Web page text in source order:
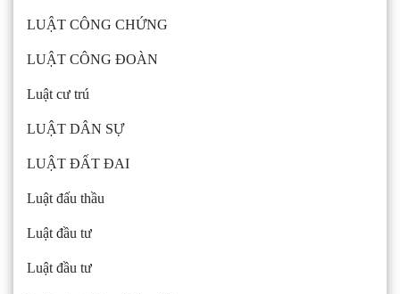
LUẬT CÔNG CHỨNG
LUẬT CÔNG ĐOÀN
Luật cư trú
LUẬT DÂN SỰ
LUẬT ĐẤT ĐAI
Luật đấu thầu
Luật đầu tư
Luật đầu tư